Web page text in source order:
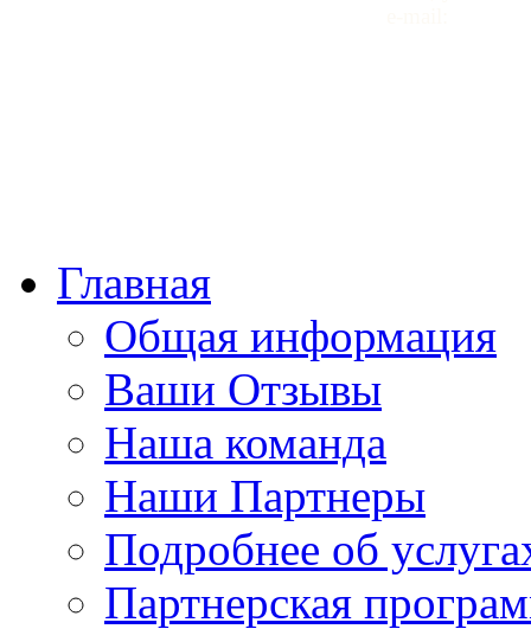
Главная
Общая информация
Ваши Отзывы
Наша команда
Наши Партнеры
Подробнее об
Партнерская